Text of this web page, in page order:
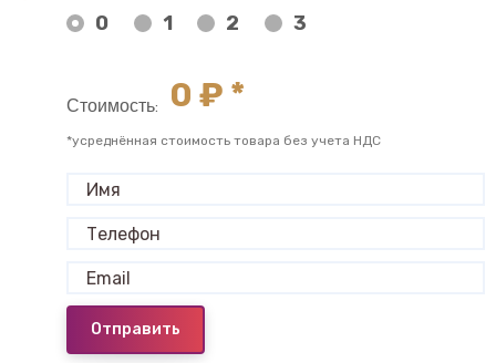
0 1 2 3
Стоимость: 0 ₽ *
*усреднённая стоимость товара без учета НДС
Отправить